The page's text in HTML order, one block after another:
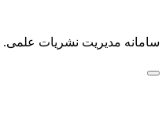
سامانه مدیریت نشریات علمی.